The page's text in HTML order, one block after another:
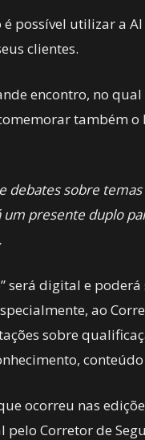
possível utilizar a
clientes.
encontro, no
também o
debates sobre
presente duplo
será digital e
ao
sobre
ocorreu nas
Corretor de